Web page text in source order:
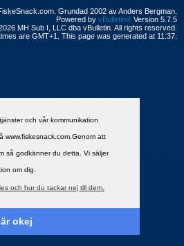
och vår kommunikation
www.fiskesnack.com.Genom att
så godkänner du detta. Vi säljer
om dig.
och hur du tackar nej till dem.
okej
Grundad 2002 av Anders Bergman.
Powered by vBulletin® Version 5.7.5
MH Sub I, LLC dba vBulletin. All rights reserved.
are GMT+1. This page was generated at 11:37.